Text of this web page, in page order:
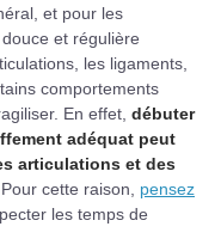
et pour les
et régulière
les ligaments,
comportements
En effet, débuter
adéquat peut
articulations et des
. Pour cette raison, pensez
les temps de